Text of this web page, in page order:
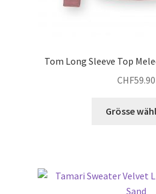
Tom Long Sleeve Top
CHF59.90
Grösse